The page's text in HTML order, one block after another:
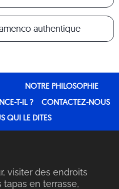
authentique
NOTRE PHILOSOPHIE
T-IL ?
CONTACTEZ-NOUS
QUI LE DITES
visiter des endroits
en terrasse,